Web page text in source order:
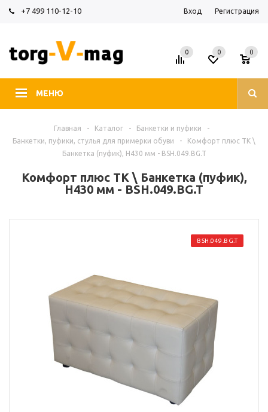
+7 499 110-12-10 Вход Регистрация
МЕНЮ
0 0
0
Главная - Каталог - Банкетки и пуфики
-
Банкетки, пуфики, стулья для примерки обуви
-
Комфорт плюс ТК \
Банкетка (пуфик), H430 мм - BSH.049.BG.T
Комфорт плюс ТК \ Банкетка (пуфик),
H430 мм - BSH.049.BG.T
BSH.049.BG.T